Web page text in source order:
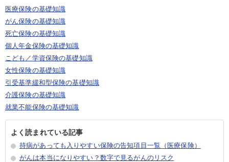
医療保険の基礎知識
がん保険の基礎知識
死亡保険の基礎知識
個人年金保険の基礎知識
こども／学資保険の基礎知識
女性保険の基礎知識
引受基準緩和型保険の基礎知識
介護保険の基礎知識
就業不能保険の基礎知識
よく読まれている記事
持病があっても入りやすい保険の告知項目一覧（医療保険）
がんは本当になりやすい？数字で見るがんのリスク